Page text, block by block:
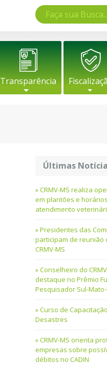
Transparência
Últimas
CRMV-MS realiza
em plantões e
atendimento
Presidentes das
participam de reunião
CRMV-MS
Conselheiro do
destaque no Prêmio
Pesquisador Sul-
Curso de
Desastres
CRMV-MS orienta
empresas sobre
débitos no CADIN